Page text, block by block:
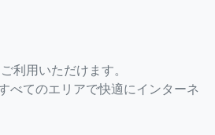
利用いただけます。
べてのエリアで快適にインターネ